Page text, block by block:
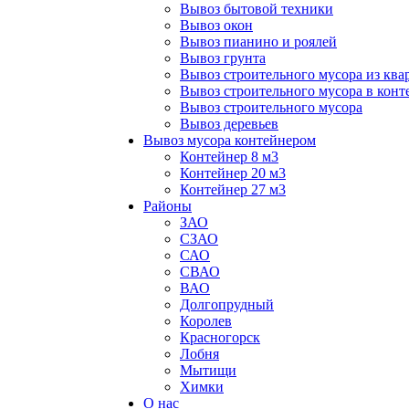
Вывоз бытовой техники
Вывоз окон
Вывоз пианино и роялей
Вывоз грунта
Вывоз строительного мусора из
Вывоз строительного мусора в
Вывоз строительного мусора
Вывоз деревьев
Вывоз мусора контейнером
Контейнер 8 м3
Контейнер 20 м3
Контейнер 27 м3
Районы
ЗАО
СЗАО
САО
СВАО
ВАО
Долгопрудный
Королев
Красногорск
Лобня
Мытищи
Химки
О нас